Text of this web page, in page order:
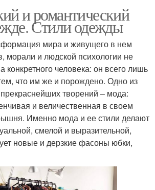
и романтический
Стили одежды
мира и живущего в нем
морали и людской психологии не
конкретного человека: он всего лишь
что им же и порождено. Одно из
творений – мода:
и величественная в своем
Именно мода и ее стили делают
смелой и выразительной,
новые и дерзкие фасоны юбки,